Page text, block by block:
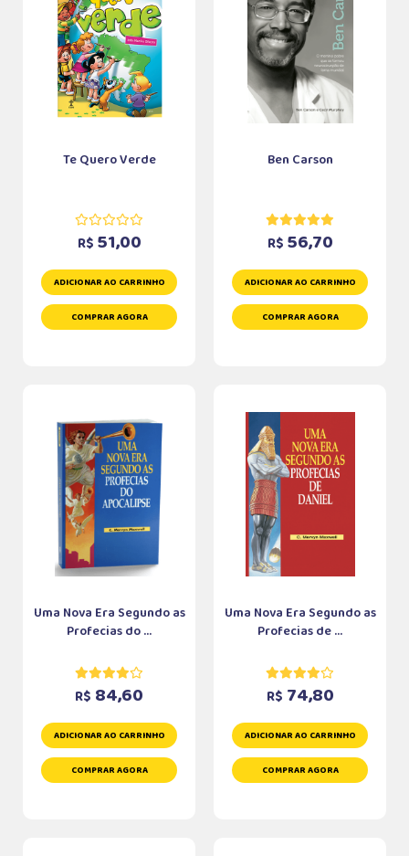
Te Quero Verde
R$ 51,00
ADICIONAR AO CARRINHO
COMPRAR AGORA
Ben Carson
R$ 56,70
ADICIONAR AO CARRINHO
COMPRAR AGORA
Uma Nova Era Segundo as
Profecias do ...
R$ 84,60
ADICIONAR AO CARRINHO
COMPRAR AGORA
Uma Nova Era Segundo as
Profecias de ...
R$ 74,80
ADICIONAR AO CARRINHO
COMPRAR AGORA